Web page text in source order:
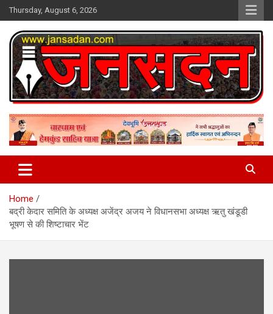
Skip
to
content
Thursday, August 6, 2026
Jan Sadan
Home
बद्री केदार समिति के अध्यक्ष अजेंद्र अजय ने विधानसभा अध्यक्ष ऋतु खंडूडी
भूषण से की शिष्टाचार भेंट